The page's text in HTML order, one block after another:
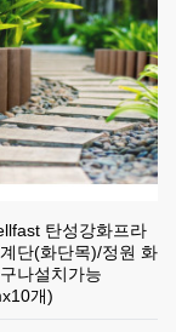
탄성강화프라
단(화단목)/정원 화
나설치가능
개)